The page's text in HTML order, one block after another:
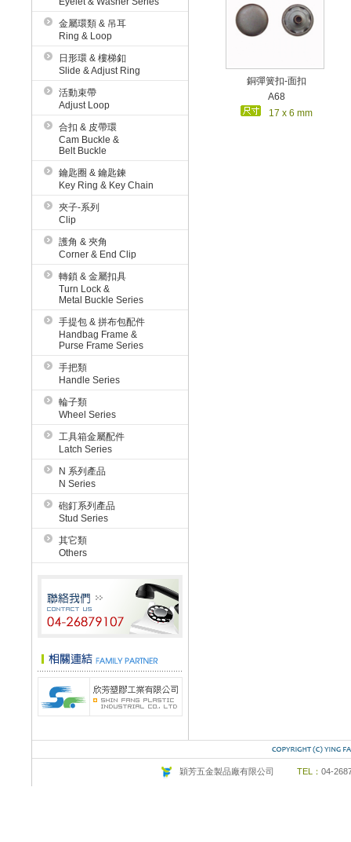
金屬環類 & 吊耳
Ring & Loop
日形環 & 樓梯釦
Slide & Adjust Ring
活動束帶
Adjust Loop
合扣 & 皮帶環
Cam Buckle &
Belt Buckle
鑰匙圈 & 鑰匙鍊
Key Ring & Key Chain
夾子-系列
Clip
護角 & 夾角
Corner & End Clip
轉鎖 & 金屬扣具
Turn Lock &
Metal Buckle Series
手提包 & 拼布包配件
Handbag Frame &
Purse Frame Series
手把類
Handle Series
輪子類
Wheel Series
工具箱金屬配件
Latch Series
N 系列產品
N Series
砲釘系列產品
Stud Series
其它類
Others
銅彈簧扣-面扣
A68
17 x 6 mm
穎芳五金製品廠有限公司 TEL： 04-